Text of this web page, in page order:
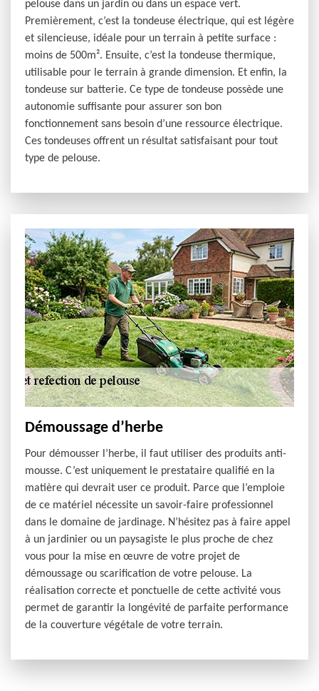
pelouse dans un jardin ou dans un espace vert.
Premièrement, c’est la tondeuse électrique, qui est légère
et silencieuse, idéale pour un terrain à petite surface :
moins de 500m². Ensuite, c’est la tondeuse thermique,
utilisable pour le terrain à grande dimension. Et enfin, la
tondeuse sur batterie. Ce type de tondeuse possède une
autonomie suffisante pour assurer son bon
fonctionnement sans besoin d’une ressource électrique.
Ces tondeuses offrent un résultat satisfaisant pour tout
type de pelouse.
Démoussage d’herbe
Pour démousser l’herbe, il faut utiliser des produits anti-
mousse. C’est uniquement le prestataire qualifié en la
matière qui devrait user ce produit. Parce que l’emploie
de ce matériel nécessite un savoir-faire professionnel
dans le domaine de jardinage. N’hésitez pas à faire appel
à un jardinier ou un paysagiste le plus proche de chez
vous pour la mise en œuvre de votre projet de
démoussage ou scarification de votre pelouse. La
réalisation correcte et ponctuelle de cette activité vous
permet de garantir la longévité de parfaite performance
de la couverture végétale de votre terrain.